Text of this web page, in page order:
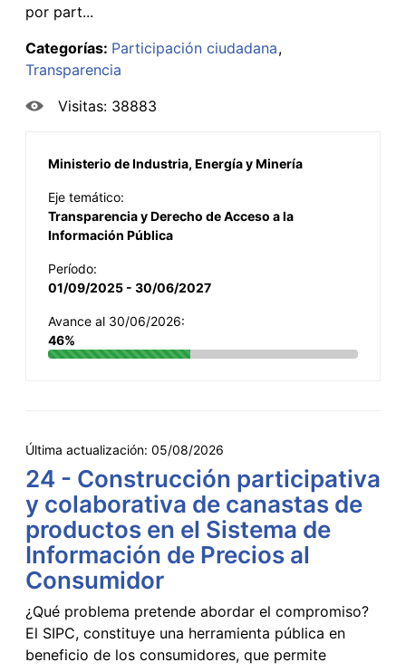
por part...
Categorías: Participación ciudadana
Transparencia
Visitas: 38883
Ministerio de Industria, Energía y Minería
Eje temático:
Transparencia y Derecho de Acceso a la
Información Pública
Período:
01/09/2025 - 30/06/2027
Avance al 30/06/2026:
46%
Última actualización: 05/08/2026
24 - Construcción participativa
y colaborativa de canastas de
productos en el Sistema de
Información de Precios al
Consumidor
¿Qué problema pretende abordar el compromiso?
El SIPC, constituye una herramienta pública en
beneficio de los consumidores, que permite